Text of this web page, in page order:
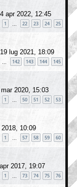
4 apr 2022, 12:45
1 22 23 24 25
19 lug 2021, 18:09
142 143 144 145
2020, 15:03
1 50 51 52 53
2018, 10:09
1 57 58 59 60
2017, 19:07
1 73 74 75 76